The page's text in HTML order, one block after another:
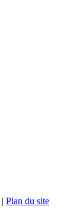
| Plan du site